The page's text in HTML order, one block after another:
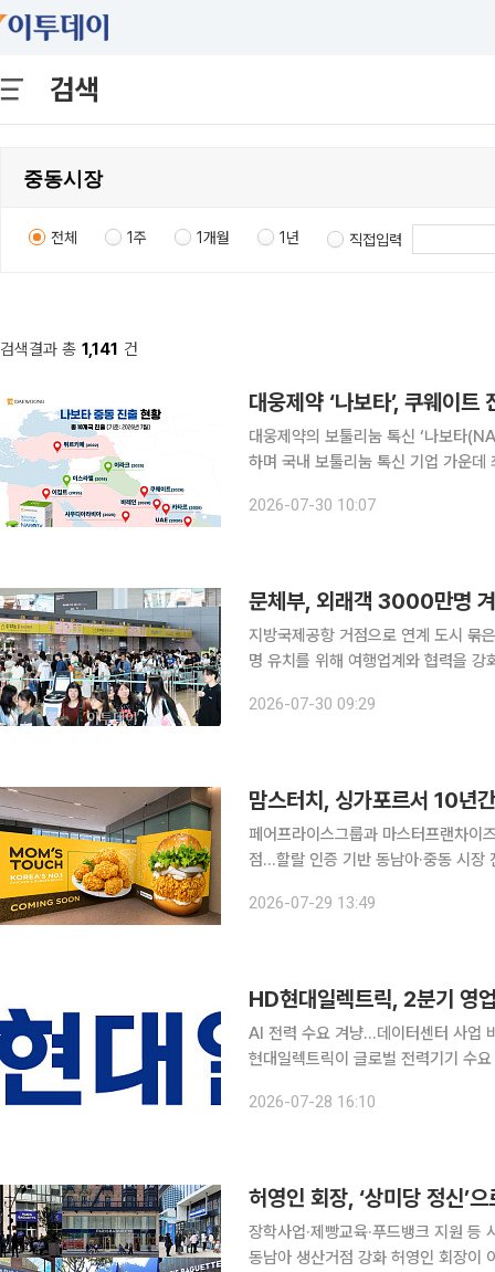
검색
전체 1주 1개월 1년 직접입력
검색결과 총 1,141 건
대웅제약 ‘나보타’, 쿠웨이
대웅제약의 보툴리눔 톡신 ‘나보타
하며 국내 보툴리눔 톡신 기업 가운데 최다 기록을 세웠다. 대웅
이어 중동에서 총 7개국에 제품을 출
2026-07-30 10:07
문체부, 외래객 3000만명 겨
지방국제공항 거점으로 연계 도시 묶은 ‘5대 관광권’ 선정 문
명 유치를 위해 여행업계와 협력을
2026-07-30 09:29
맘스터치, 싱가포르서 10년
페어프라이스그룹과 마스터프랜차
점…할랄 인증 기반 동남아·중동 시장 진출 추진 맘스터치가 싱가포르 최대 유
싱가포르 현지 외식사업을 위한 마스
2026-07-29 13:49
AI 전력 수요 겨냥…데이터센터 사업
현대일렉트릭이 글로벌 전력기기 수
2026-07-28 16:10
허영인 회장, ‘상미당 정신’
장학사업·제빵교육·푸드뱅크 지원
동남아 생산거점 강화 허영인 회장이 이끄는 상미당홀딩스가 창업 초기부터 이어온 '상미당 정신'을